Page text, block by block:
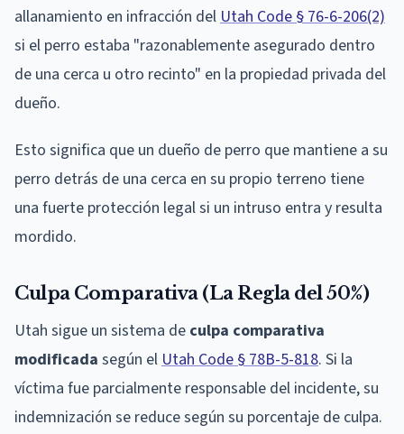
allanamiento en infracción del Utah Code § 76-6-206(2)
si el perro estaba "razonablemente asegurado dentro
de una cerca u otro recinto" en la propiedad privada del
dueño.
Esto significa que un dueño de perro que mantiene a su
perro detrás de una cerca en su propio terreno tiene
una fuerte protección legal si un intruso entra y resulta
mordido.
Culpa Comparativa (La Regla del 50%)
Utah sigue un sistema de culpa comparativa
modificada según el Utah Code § 78B-5-818. Si la
víctima fue parcialmente responsable del incidente, su
indemnización se reduce según su porcentaje de culpa.